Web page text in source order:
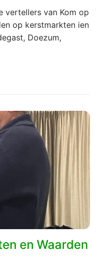
vertellers van Kom op
op kerstmarkten ien
Doezum,
en Waarden